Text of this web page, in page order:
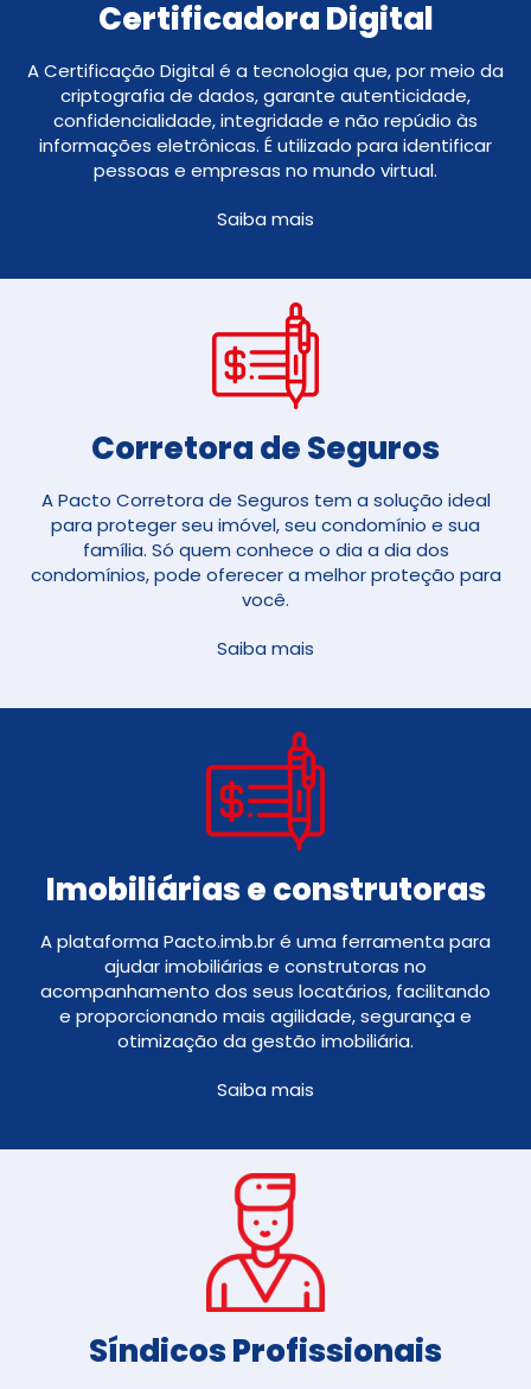
Certificadora Digital
A Certificação Digital é a tecnologia que, por meio da
criptografia de dados, garante autenticidade,
confidencialidade, integridade e não repúdio às
informações eletrônicas. É utilizado para identificar
pessoas e empresas no mundo virtual.
Saiba mais
Corretora de Seguros​
A Pacto Corretora de Seguros tem a solução ideal
para proteger seu imóvel, seu condomínio e sua
família. Só quem conhece o dia a dia dos
condomínios, pode oferecer a melhor proteção para
você.
Saiba mais
Imobiliárias e construtoras
A plataforma Pacto.imb.br é uma ferramenta para
ajudar imobiliárias e construtoras no
acompanhamento dos seus locatários, facilitando
e proporcionando mais agilidade, segurança e
otimização da gestão imobiliária.
Saiba mais
Síndicos Profissionais